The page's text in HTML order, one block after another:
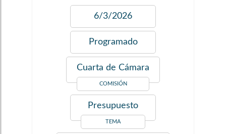
6/3/2026
Programado
Cuarta de Cámara
COMISIÓN
Presupuesto
TEMA